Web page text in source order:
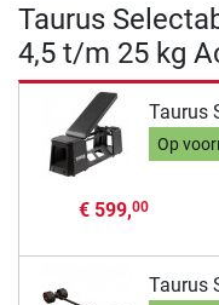
Taurus
4,5 t/m 25 kg
Taurus
Op
€ 599,00
Taurus